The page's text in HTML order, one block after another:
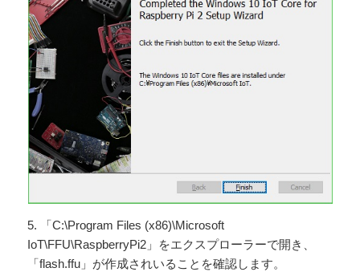
5. 「C:\Program Files (x86)\Microsoft
IoT\FFU\RaspberryPi2」をエクスプローラーで開き、
「flash.ffu」が作成されいることを確認します。